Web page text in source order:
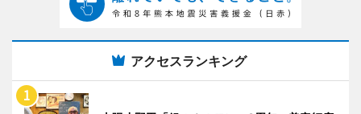
アクセスランキング